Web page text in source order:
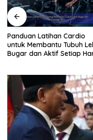
Cara Melatih Pernapasan
agar Pikiran Lebih Rileks
Emosi Tetap Seimbang